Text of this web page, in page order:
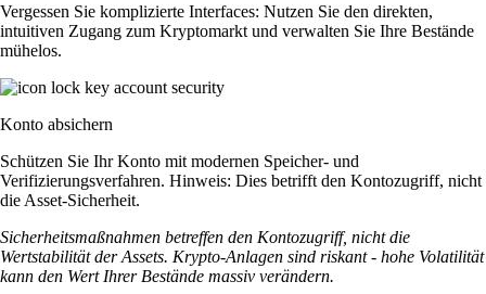
Vergessen Sie komplizierte Interfaces: Nutzen Sie den direkten,
intuitiven Zugang zum Kryptomarkt und verwalten Sie Ihre Bestände
mühelos.
Konto absichern
Schützen Sie Ihr Konto mit modernen Speicher- und
Verifizierungsverfahren. Hinweis: Dies betrifft den Kontozugriff, nicht
die Asset-Sicherheit.
Sicherheitsmaßnahmen betreffen den Kontozugriff, nicht die
Wertstabilität der Assets. Krypto-Anlagen sind riskant - hohe Volatilität
kann den Wert Ihrer Bestände massiv verändern.